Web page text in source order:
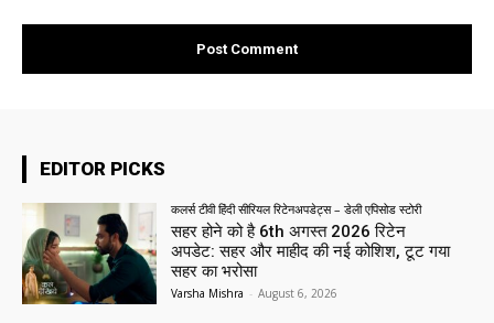
EDITOR PICKS
कलर्स टीवी हिंदी सीरियल रिटेनअपडेट्स – डेली एपिसोड स्टोरी
सहर होने को है 6th अगस्त 2026 रिटेन
अपडेट: सहर और माहीद की नई कोशिश, टूट गया
सहर का भरोसा
Varsha Mishra - August 6, 2026